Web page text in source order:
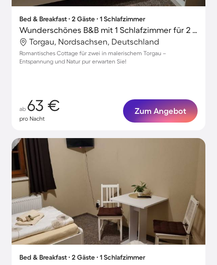
Bed & Breakfast ∙ 2 Gäste ∙ 1 Schlafzimmer
Wunderschönes B&B mit 1 Schlafzimmer für 2 Personen
Torgau, Nordsachsen, Deutschland
Romantisches Cottage für zwei in malerischem Torgau –
Entspannung und Natur pur erwarten Sie!
ab 63 €
pro Nacht
Zum Angebot
Bed & Breakfast ∙ 2 Gäste ∙ 1 Schlafzimmer